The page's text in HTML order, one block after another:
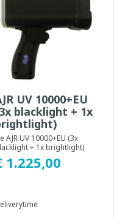
UV 10000+EU
blacklight + 1x
AJR UV 10000+EU (3x
+ 1x brightlight)
is speciaal
vo...
1.225,00